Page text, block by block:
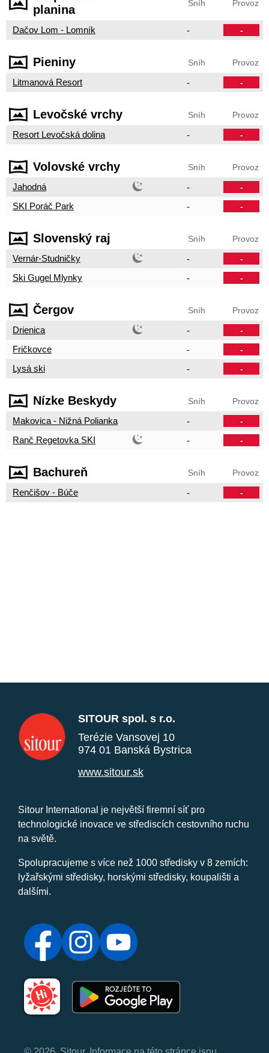
planina
Sníh Provoz
Dačov Lom - Lomník - -
Pieniny Sníh Provoz
Litmanová Resort - -
Levočské vrchy Sníh Provoz
Resort Levočská dolina - -
Volovské vrchy Sníh Provoz
Jahodná - -
SKI Poráč Park - -
Slovenský raj Sníh Provoz
Vernár-Studničky - -
Ski Gugel Mlynky - -
Čergov Sníh Provoz
Drienica - -
Fričkovce - -
Lysá ski - -
Nízke Beskydy Sníh Provoz
Makovica - Nižná Polianka - -
Ranč Regetovka SKI - -
Bachureň Sníh Provoz
Renčišov - Búče - -
SITOUR spol. s r.o.
Terézie Vansovej 10
974 01 Banská Bystrica
www.sitour.sk
Sitour International je největší firemní síť pro
technologické inovace ve střediscích cestovního ruchu
na světě.
Spolupracujeme s více než 1000 středisky v 8 zemích:
lyžařskými středisky, horskými středisky, koupališti a
dalšími.